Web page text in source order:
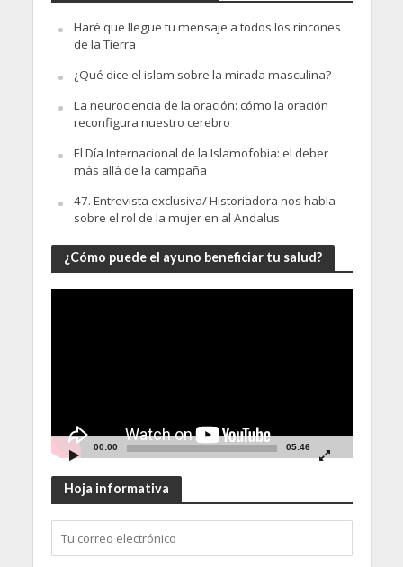
Haré que llegue tu mensaje a todos los rincones
de la Tierra
¿Qué dice el islam sobre la mirada masculina?
La neurociencia de la oración: cómo la oración
reconfigura nuestro cerebro
El Día Internacional de la Islamofobia: el deber
más allá de la campaña
47. Entrevista exclusiva/ Historiadora nos habla
sobre el rol de la mujer en al Andalus
¿Cómo puede el ayuno beneficiar tu salud?
00:00 05:46
Hoja informativa